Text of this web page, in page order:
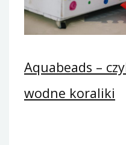
Aquabeads –
wodne koraliki